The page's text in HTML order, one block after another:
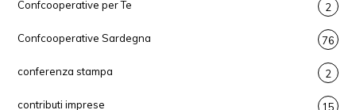
Confcooperative per Te 2
Confcooperative Sardegna 76
conferenza stampa 2
contributi imprese 15